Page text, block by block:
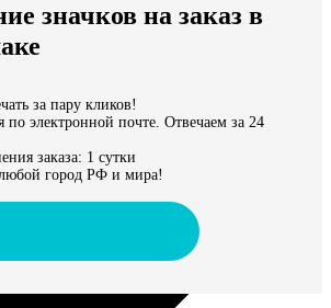
миру
значков на заказ в
за пару кликов!
по электронной почте. Отвечаем за 24
заказа: 1 сутки
город РФ и мира!